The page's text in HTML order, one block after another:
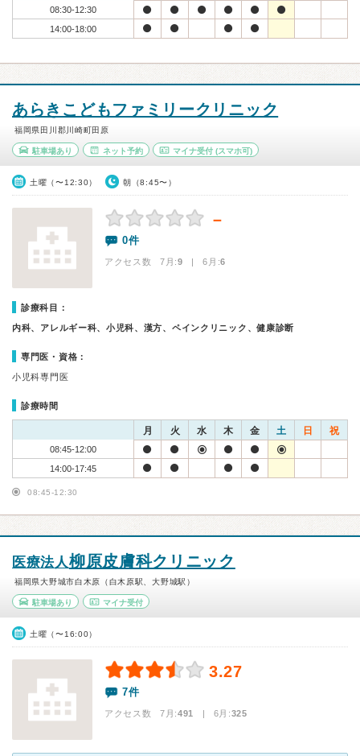
08:30-12:30
14:00-18:00
あらきこどもファミリークリニック
福岡県田川郡川崎町田原
駐車場あり ネット予約 マイナ受付 (スマホ可)
土曜（〜12:30） 朝（8:45〜）
－
0件
アクセス数 7月:9 | 6月:6
診療科目：
内科、アレルギー科、小児科、漢方、ペインクリニック、健康診断
専門医・資格：
小児科専門医
診療時間
月 火 水 木 金 土 日 祝
08:45-12:00
14:00-17:45
08:45-12:30
医療法人柳原皮膚科クリニック
福岡県大野城市白木原（白木原駅、大野城駅）
駐車場あり マイナ受付
土曜（〜16:00）
3.27
7件
アクセス数 7月:491 | 6月:325